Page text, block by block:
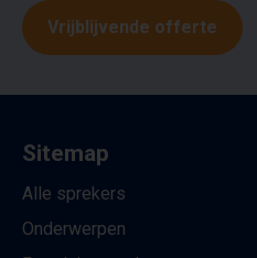
Vrijblijvende offerte
Sitemap
Alle sprekers
Onderwerpen